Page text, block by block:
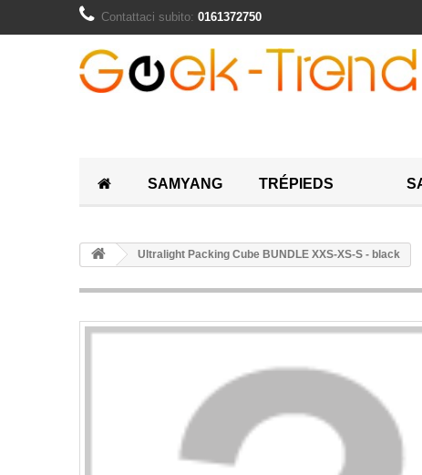
Contattaci subito: 0161372750
SAMYANG TRÉPIEDS
Ultralight Packing Cube BUNDLE XXS-XS-S - black